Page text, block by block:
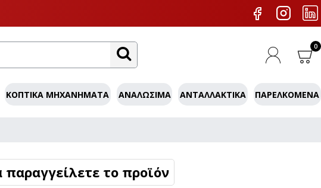
0
ΚΟΠΤΙΚΆ ΜΗΧΑΝΉΜΑΤΑ ΑΝΑΛΏΣΙΜΑ ΑΝΤΑΛΛΑΚΤΙΚΆ ΠΑΡΕΛΚΌΜΕΝΑ
το προϊόν